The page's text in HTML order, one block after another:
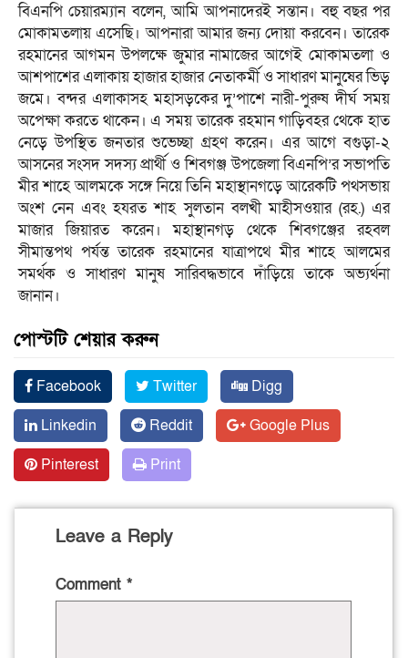
বিএনপি চেয়ারম্যান বলেন, আমি আপনাদেরই সন্তান। বহু বছর পর
মোকামতলায় এসেছি। আপনারা আমার জন্য দোয়া করবেন। তারেক
রহমানের আগমন উপলক্ষে জুমার নামাজের আগেই মোকামতলা ও
আশপাশের এলাকায় হাজার হাজার নেতাকর্মী ও সাধারণ মানুষের ভিড়
জমে। বন্দর এলাকাসহ মহাসড়কের দু’পাশে নারী-পুরুষ দীর্ঘ সময়
অপেক্ষা করতে থাকেন। এ সময় তারেক রহমান গাড়িবহর থেকে হাত
নেড়ে উপস্থিত জনতার শুভেচ্ছা গ্রহণ করেন। এর আগে বগুড়া-২
আসনের সংসদ সদস্য প্রার্থী ও শিবগঞ্জ উপজেলা বিএনপি’র সভাপতি
মীর শাহে আলমকে সঙ্গে নিয়ে তিনি মহাস্থানগড়ে আরেকটি পথসভায়
অংশ নেন এবং হযরত শাহ সুলতান বলখী মাহীসওয়ার (রহ.) এর
মাজার জিয়ারত করেন। মহাস্থানগড় থেকে শিবগঞ্জের রহবল
সীমান্তপথ পর্যন্ত তারেক রহমানের যাত্রাপথে মীর শাহে আলমের
সমর্থক ও সাধারণ মানুষ সারিবদ্ধভাবে দাঁড়িয়ে তাকে অভ্যর্থনা
জানান।
পোস্টটি শেয়ার করুন
Facebook Twitter
Digg
Linkedin
Reddit
Google Plus
Pinterest
Print
Leave a Reply
Comment *